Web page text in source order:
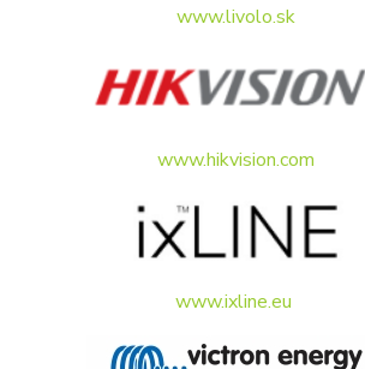
www.livolo.sk
www.hikvision.com
www.ixline.eu